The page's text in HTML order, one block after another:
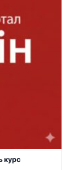
курс